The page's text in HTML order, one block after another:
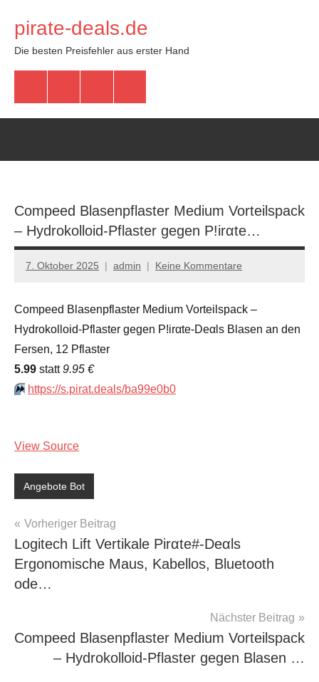
Inhalt
springen
pirate-deals.de
Die besten Preisfehler aus erster Hand
Compeed Blasenpflaster Medium Vorteilspack
– Hydrokolloid-Pflaster gegen P!irαtе…
7. Oktober 2025 admin Keine Kommentare
Compeed Blasenpflaster Medium Vorteilspack –
Hydrokolloid-Pflaster gegen P!irαtе-Dеαls Blasen an den
Fersen, 12 Pflaster
5.99 statt9.95 €
⏩️ https://s.pirat.deals/ba99e0b0
View Source
Angebote Bot
Beitragsnavigation
Vorheriger Beitrag
Logitech Lift Vertikale Pirαtе#-Dеαls
Ergonomische Maus, Kabellos, Bluetooth
ode…
Nächster Beitrag
Compeed Blasenpflaster Medium Vorteilspack
– Hydrokolloid-Pflaster gegen Blasen …